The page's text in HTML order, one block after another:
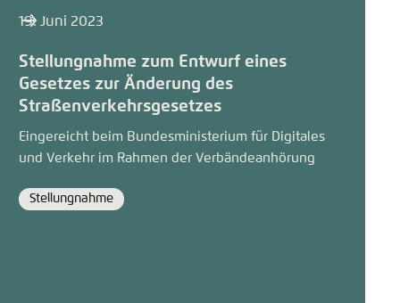
19. Juni 2023
Stellungnahme zum Entwurf eines
Gesetzes zur Änderung des
Straßenverkehrsgesetzes
Eingereicht beim Bundesministerium für Digitales
und Verkehr im Rahmen der Verbändeanhörung
Format
Stellungnahme